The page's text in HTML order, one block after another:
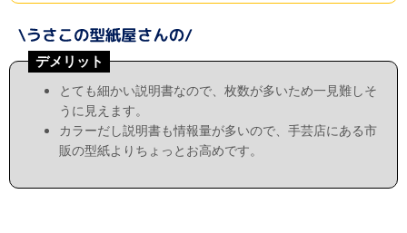
デメリット
とても細かい説明書なので、枚数が多いため一見難しそ
うに見えます。
カラーだし説明書も情報量が多いので、手芸店にある市
販の型紙よりちょっとお高めです。